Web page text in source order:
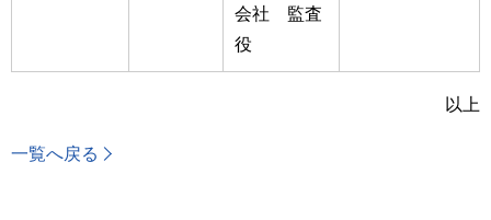
会社 監査
役
以上
一覧へ戻る